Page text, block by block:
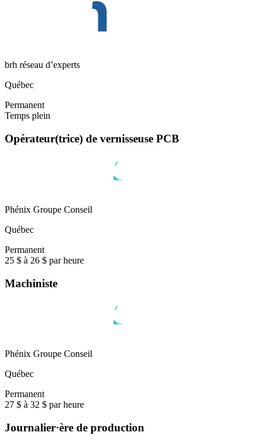
brh réseau d’experts
Québec
Permanent
Temps plein
Opérateur(trice) de vernisseuse PCB
Phénix Groupe Conseil
Québec
Permanent
25 $ à 26 $ par heure
Machiniste
Phénix Groupe Conseil
Québec
Permanent
27 $ à 32 $ par heure
Journalier·ère de production